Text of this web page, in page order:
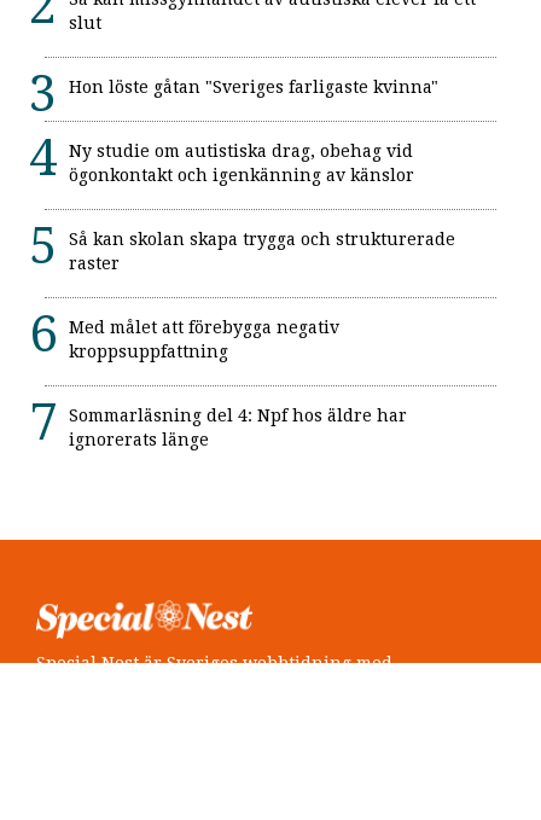
slut
Hon löste gåtan "Sveriges farligaste kvinna"
Ny studie om autistiska drag, obehag vid
ögonkontakt och igenkänning av känslor
Så kan skolan skapa trygga och strukturerade
raster
Med målet att förebygga negativ
kroppsuppfattning
Sommarläsning del 4: Npf hos äldre har
ignorerats länge
Special Nest är Sveriges webbtidning med